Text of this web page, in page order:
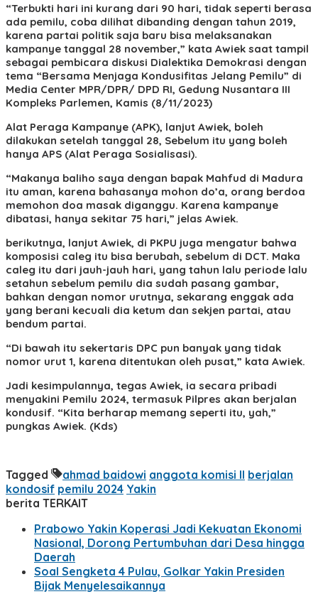
“Terbukti hari ini kurang dari 90 hari, tidak seperti berasa
ada pemilu, coba dilihat dibanding dengan tahun 2019,
karena partai politik saja baru bisa melaksanakan
kampanye tanggal 28 november,” kata Awiek saat tampil
sebagai pembicara diskusi Dialektika Demokrasi dengan
tema “Bersama Menjaga Kondusifitas Jelang Pemilu” di
Media Center MPR/DPR/ DPD RI, Gedung Nusantara III
Kompleks Parlemen, Kamis (8/11/2023)
Alat Peraga Kampanye (APK), lanjut Awiek, boleh
dilakukan setelah tanggal 28, Sebelum itu yang boleh
hanya APS (Alat Peraga Sosialisasi).
“Makanya baliho saya dengan bapak Mahfud di Madura
itu aman, karena bahasanya mohon do’a, orang berdoa
memohon doa masak diganggu. Karena kampanye
dibatasi, hanya sekitar 75 hari,” jelas Awiek.
berikutnya, lanjut Awiek, di PKPU juga mengatur bahwa
komposisi caleg itu bisa berubah, sebelum di DCT. Maka
caleg itu dari jauh-jauh hari, yang tahun lalu periode lalu
setahun sebelum pemilu dia sudah pasang gambar,
bahkan dengan nomor urutnya, sekarang enggak ada
yang berani kecuali dia ketum dan sekjen partai, atau
bendum partai.
“Di bawah itu sekertaris DPC pun banyak yang tidak
nomor urut 1, karena ditentukan oleh pusat,” kata Awiek.
Jadi kesimpulannya, tegas Awiek, ia secara pribadi
menyakini Pemilu 2024, termasuk Pilpres akan berjalan
kondusif. “Kita berharap memang seperti itu, yah,”
pungkas Awiek. (Kds)
Tagged ahmad baidowi anggota komisi II berjalan
kondosif pemilu 2024 Yakin
berita TERKAIT
Prabowo Yakin Koperasi Jadi Kekuatan Ekonomi
Nasional, Dorong Pertumbuhan dari Desa hingga
Daerah
Soal Sengketa 4 Pulau, Golkar Yakin Presiden
Bijak Menyelesaikannya